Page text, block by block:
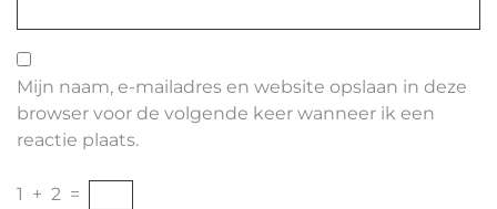
Mijn naam, e-mailadres en website opslaan in deze
browser voor de volgende keer wanneer ik een
reactie plaats.
1 + 2 =